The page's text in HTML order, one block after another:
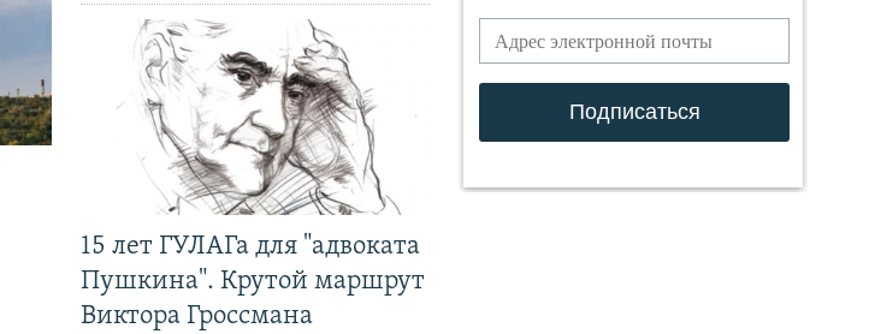
15 лет ГУЛАГа для "адвоката
Пушкина". Крутой маршрут
Виктора Гроссмана